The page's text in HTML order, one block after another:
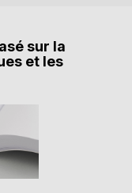
sur la
et les